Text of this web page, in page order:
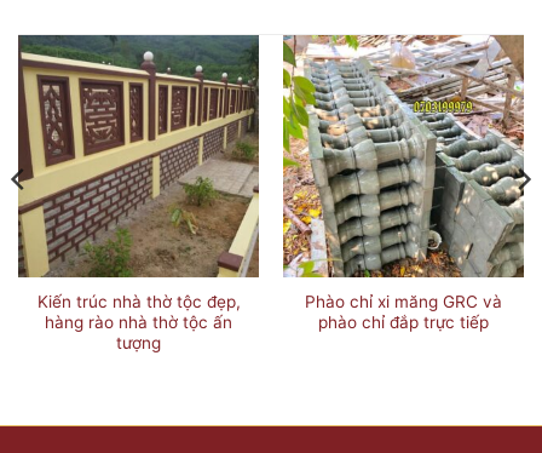
Kiến trúc nhà thờ tộc đẹp,
hàng rào nhà thờ tộc ấn
tượng
Phào chỉ xi măng GRC và
phào chỉ đắp trực tiếp